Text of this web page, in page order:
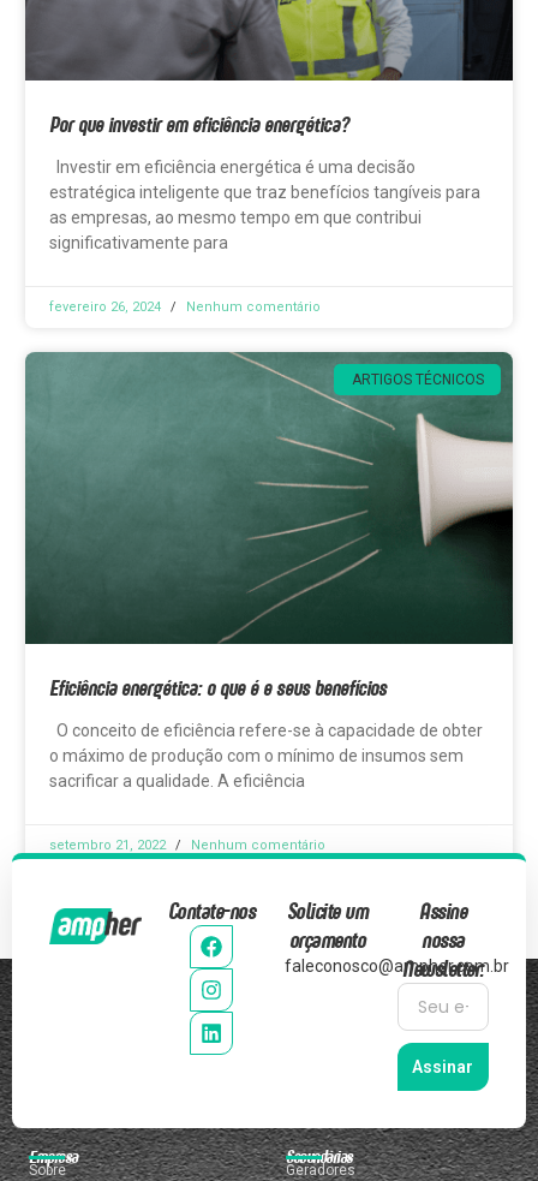
Por que investir em eficiência energética?
Investir em eficiência energética é uma decisão
estratégica inteligente que traz benefícios tangíveis para
as empresas, ao mesmo tempo em que contribui
significativamente para
fevereiro 26, 2024 Nenhum comentário
ARTIGOS TÉCNICOS
Eficiência energética: o que é e seus benefícios
O conceito de eficiência refere-se à capacidade de obter
o máximo de produção com o mínimo de insumos sem
sacrificar a qualidade. A eficiência
setembro 21, 2022 Nenhum comentário
Contate-nos
Solicite um
orçamento
faleconosco@ampher.com.br
Assine
nossa
Newsletter:
Assinar
Empresa
Sobre
Secundárias
Geradores